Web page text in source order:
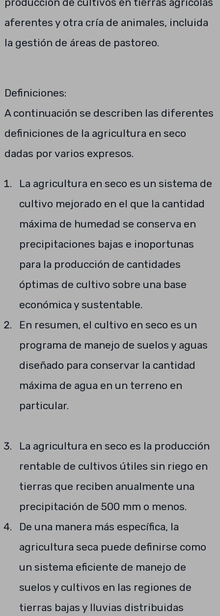
aferentes y otra cría de animales, incluida
la gestión de áreas de pastoreo.
Definiciones:
A continuación se describen las diferentes
definiciones de la agricultura en seco
dadas por varios expresos.
La agricultura en seco es un sistema de
cultivo mejorado en el que la cantidad
máxima de humedad se conserva en
precipitaciones bajas e inoportunas
para la producción de cantidades
óptimas de cultivo sobre una base
económica y sustentable.
En resumen, el cultivo en seco es un
programa de manejo de suelos y aguas
diseñado para conservar la cantidad
máxima de agua en un terreno en
particular.
La agricultura en seco es la producción
rentable de cultivos útiles sin riego en
tierras que reciben anualmente una
precipitación de 500 mm o menos.
De una manera más específica, la
agricultura seca puede definirse como
un sistema eficiente de manejo de
suelos y cultivos en las regiones de
tierras bajas y lluvias distribuidas